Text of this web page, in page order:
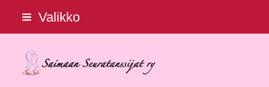
Siirry
sivun
sisältöön
Valikko
Saimaan Seuratanssijat ry